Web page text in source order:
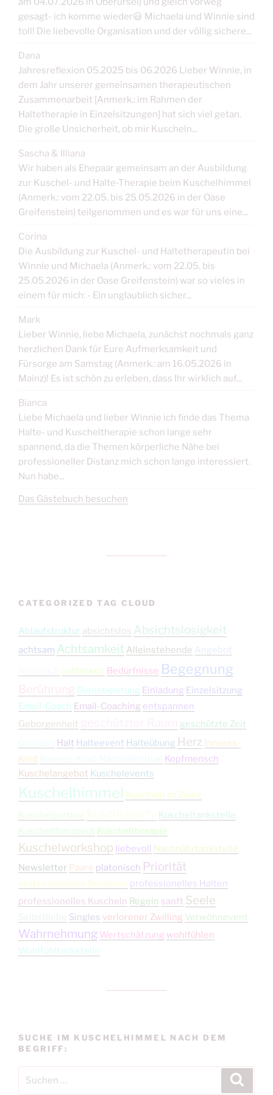
gesagt- ich komme wieder😃 Michaela und Winnie sind
toll! Die liebevolle Organisation und der völlig sichere...
Dana
Jahresreflexion 05.2025 bis 06.2026 Lieber Winnie, in
dem Jahr unserer gemeinsamen therapeutischen
Zusammenarbeit [Anmerk.: im Rahmen der
Haltetherapie in Einzelsitzungen] hat sich viel getan.
Die große Unsicherheit, ob mir Kuscheln...
Sascha & Illiana
Wir haben als Ehepaar gemeinsam an der Ausbildung
zur Kuschel- und Halte-Therapie beim Kuschelhimmel
(Anmerk.: vom 22.05. bis 25.05.2026 in der Oase
Greifenstein) teilgenommen und es war für uns eine...
Corina
Die Ausbildung zur Kuschel- und Haltetherapeutin bei
Winnie und Michaela (Anmerk.: vom 22.05. bis
25.05.2026 in der Oase Greifenstein) war so vieles in
einem für mich: - Ein unglaublich sicher...
Mark
Lieber Winnie, liebe Michaela, zunächst nochmals ganz
herzlichen Dank für Eure Aufmerksamkeit und
Fürsorge am Samstag (Anmerk.: am 16.05.2026 in
Mainz)! Es ist schön zu erleben, dass Ihr wirklich auf...
Bianca
Liebe Michaela und lieber Winnie ich finde das Thema
Halte- und Kuscheltherapie schon lange sehr
spannend, da die Themen körperliche Nähe bei
professioneller Distanz mich schon lange interessiert.
Nun habe...
Das Gästebuch besuchen
CATEGORIZED TAG CLOUD
Ablaufstruktur absichtslos Absichtslosigkeit
achtsam Achtsamkeit Alleinstehende Angebot
auftanken Bedürfnisse Begegnung
Berührung Dienstleistung Einladung Einzelsitzung
Email-Coach Email-Coaching entspannen
Geborgenheit
geschützte Zeit
Halt Halteevent Halteübung Herz Inneres-
Kind
Kopfmensch
Kuschelangebot Kuschelevents
Kuschelhimmel Kuscheln zu Zweit
Kuschelpartner
Kuscheltankstelle
Kuscheltherapeut Kuscheltherapie
Kuschelworkshop liebevoll Nachnährtankstelle
Newsletter Paare platonisch Priorität
professionelles Berühren professionelles Halten
professionelles Kuscheln Regeln sanft Seele
Singles verlorener Zwilling Verwöhnevent
Wahrnehmung Wertschätzung wohlfühlen
Wohlfühltankstelle
SUCHE IM KUSCHELHIMMEL NACH DEM
BEGRIFF: